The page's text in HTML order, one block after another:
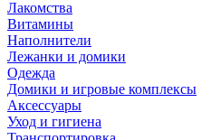
Лакомства
Витамины
Наполнители
Лежанки и домики
Одежда
Домики и игровые комплексы
Аксессуары
Уход и гигиена